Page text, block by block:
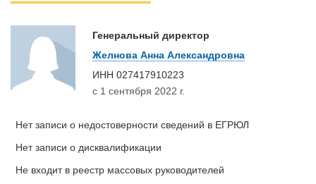
Генеральный директор
Желнова Анна Александровна
ИНН 027417910223
с 1 сентября 2022 г.
Нет записи о недостоверности сведений в ЕГРЮЛ
Нет записи о дисквалификации
Не входит в реестр массовых руководителей